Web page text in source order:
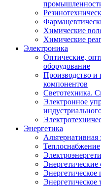
Химические
Химические
Электроника
Оптические,
оборудование
Производство и
компонентов
Светотехника.
Электронное
Энергетика
Альтернативная
Теплоснабжение
Энергетические
Энергетическое
Энергетическое